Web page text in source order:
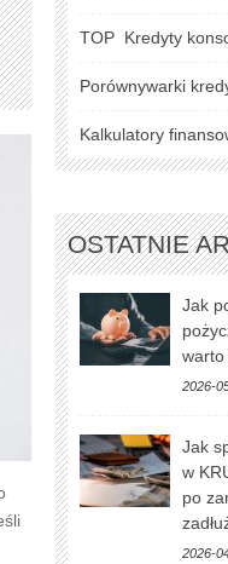
TOP Kredyty
Porównywarki
Kalkulatory
OSTATNIE
Jak
warto
2026-
Jak
w
po
2026-